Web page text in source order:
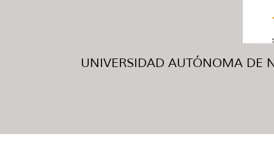
UNIVERSIDAD AUTÓNOMA DE